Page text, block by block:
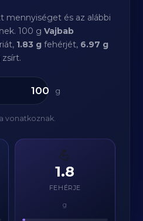
mennyiséget és az alábbi
100 gVajbab
1.83 g fehérjét, 6.97 g
zsírt.
g
vonatkoznak.
💪
1.8
FEHÉRJE
g